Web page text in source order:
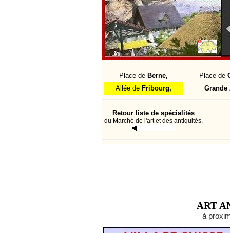
Place de Berne, Place de
Allée de Fribourg, Grande
Retour liste de spécialités
du Marché de l'art et des antiquités,
ART
à